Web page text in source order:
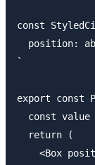
const
position:
`
export const
const value
  return (
<Box